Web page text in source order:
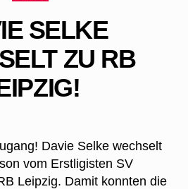
SELKE
ZU RB
Davie Selke wechselt
vom Erstligisten SV
Leipzig. Damit konnten die